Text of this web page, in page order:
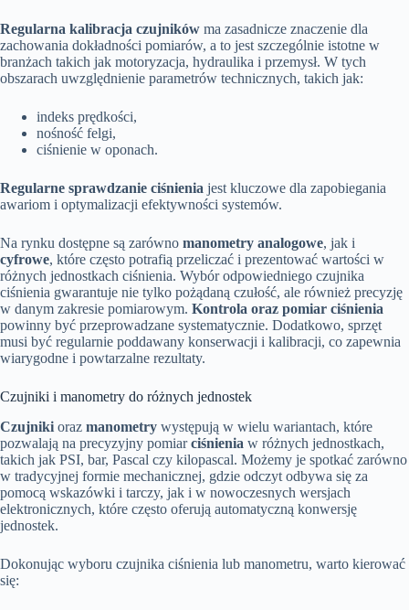
Regularna kalibracja czujników ma zasadnicze znaczenie dla
zachowania dokładności pomiarów, a to jest szczególnie istotne w
branżach takich jak motoryzacja, hydraulika i przemysł. W tych
obszarach uwzględnienie parametrów technicznych, takich jak:
indeks prędkości,
nośność felgi,
ciśnienie w oponach.
Regularne sprawdzanie ciśnienia jest kluczowe dla zapobiegania
awariom i optymalizacji efektywności systemów.
Na rynku dostępne są zarówno manometry analogowe, jak i
cyfrowe, które często potrafią przeliczać i prezentować wartości w
różnych jednostkach ciśnienia. Wybór odpowiedniego czujnika
ciśnienia gwarantuje nie tylko pożądaną czułość, ale również precyzję
w danym zakresie pomiarowym. Kontrola oraz pomiar ciśnienia
powinny być przeprowadzane systematycznie. Dodatkowo, sprzęt
musi być regularnie poddawany konserwacji i kalibracji, co zapewnia
wiarygodne i powtarzalne rezultaty.
Czujniki i manometry do różnych jednostek
Czujniki oraz manometry występują w wielu wariantach, które
pozwalają na precyzyjny pomiarciśnienia w różnych jednostkach,
takich jak PSI, bar, Pascal czy kilopascal. Możemy je spotkać zarówno
w tradycyjnej formie mechanicznej, gdzie odczyt odbywa się za
pomocą wskazówki i tarczy, jak i w nowoczesnych wersjach
elektronicznych, które często oferują automatyczną konwersję
jednostek.
Dokonując wyboru czujnika ciśnienia lub manometru, warto kierować
się: